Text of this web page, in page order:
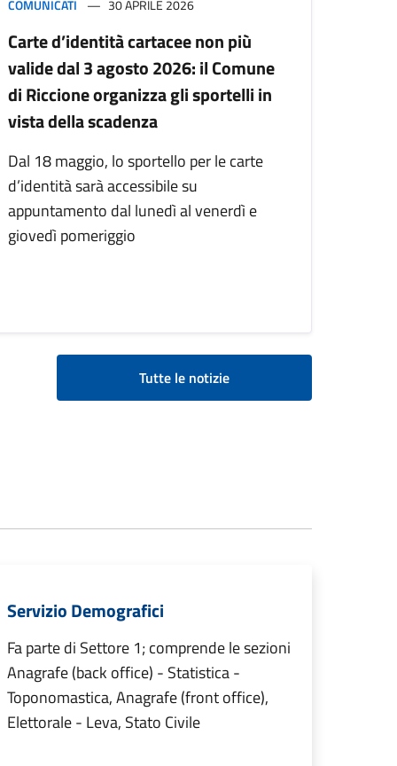
COMUNICATI 30 APRILE 2026
Carte d’identità cartacee non più
valide dal 3 agosto 2026: il Comune
di Riccione organizza gli sportelli in
vista della scadenza
Dal 18 maggio, lo sportello per le carte
d’identità sarà accessibile su
appuntamento dal lunedì al venerdì e
giovedì pomeriggio
Tutte le notizie
Servizio Demografici
Fa parte di Settore 1; comprende le sezioni
Anagrafe (back office) - Statistica -
Toponomastica, Anagrafe (front office),
Elettorale - Leva, Stato Civile